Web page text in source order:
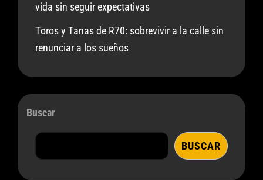
vida sin seguir expectativas
Toros y Tanas de R70: sobrevivir a la calle sin
renunciar a los sueños
Buscar
BUSCAR